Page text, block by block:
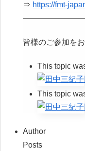
⇒ https://fmt-
皆様のご参加を
This topic
This topic
Author
Posts